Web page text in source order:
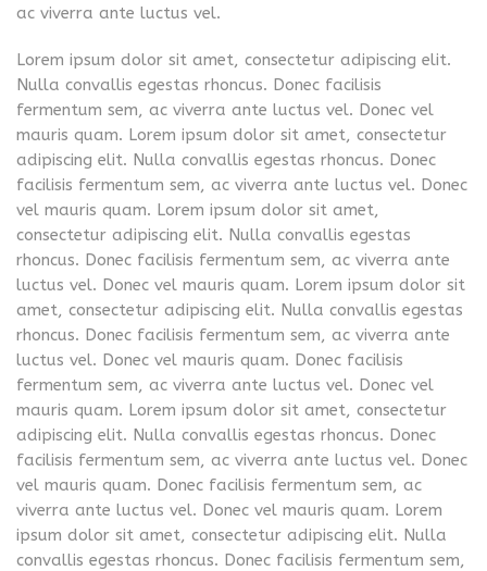
ac viverra ante luctus vel.
Lorem ipsum dolor sit amet, consectetur adipiscing elit.
Nulla convallis egestas rhoncus. Donec facilisis
fermentum sem, ac viverra ante luctus vel. Donec vel
mauris quam. Lorem ipsum dolor sit amet, consectetur
adipiscing elit. Nulla convallis egestas rhoncus. Donec
facilisis fermentum sem, ac viverra ante luctus vel. Donec
vel mauris quam. Lorem ipsum dolor sit amet,
consectetur adipiscing elit. Nulla convallis egestas
rhoncus. Donec facilisis fermentum sem, ac viverra ante
luctus vel. Donec vel mauris quam. Lorem ipsum dolor sit
amet, consectetur adipiscing elit. Nulla convallis egestas
rhoncus. Donec facilisis fermentum sem, ac viverra ante
luctus vel. Donec vel mauris quam. Donec facilisis
fermentum sem, ac viverra ante luctus vel. Donec vel
mauris quam. Lorem ipsum dolor sit amet, consectetur
adipiscing elit. Nulla convallis egestas rhoncus. Donec
facilisis fermentum sem, ac viverra ante luctus vel. Donec
vel mauris quam. Donec facilisis fermentum sem, ac
viverra ante luctus vel. Donec vel mauris quam. Lorem
ipsum dolor sit amet, consectetur adipiscing elit. Nulla
convallis egestas rhoncus. Donec facilisis fermentum sem,